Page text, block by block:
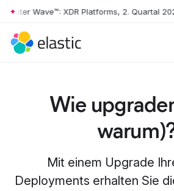
Skip to main content
Wave™: XDR Platforms, 2. Quartal 2026
Wie
Mit einem Upgrade
Deployments erhalten Sie